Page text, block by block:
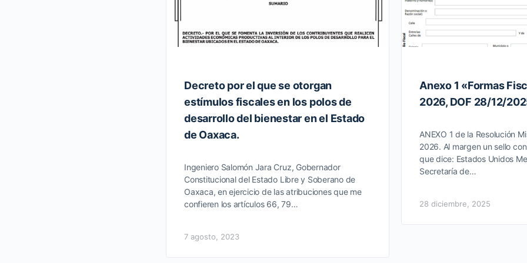
Decreto por el que se otorgan
estímulos fiscales en los polos de
desarrollo del bienestar en el Estado
de Oaxaca.
Ingeniero Salomón Jara Cruz, Gobernador
Constitucional del Estado Libre y Soberano de
Oaxaca, en ejercicio de las atribuciones que me
confieren los artículos 66, 79…
7 agosto, 2023
Anexo 1 «Formas
2026, DOF 28/12/
ANEXO 1 de la Resolución
2026. Al margen un sello
que dice: Estados Unidos
Secretaría de…
28 diciembre, 2025